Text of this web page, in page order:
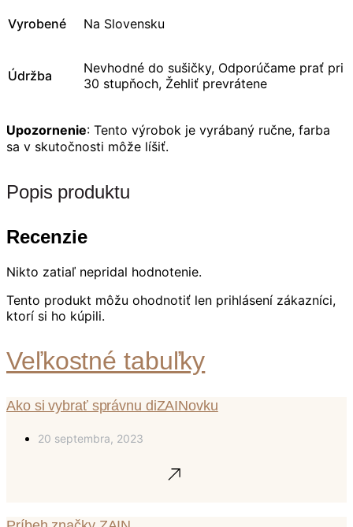
Vyrobené Na Slovensku
Údržba
Nevhodné do sušičky, Odporúčame prať pri
30 stupňoch, Žehliť prevrátene
Upozornenie: Tento výrobok je vyrábaný ručne, farba
sa v skutočnosti môže líšiť.
Popis produktu
Recenzie
Nikto zatiaľ nepridal hodnotenie.
Tento produkt môžu ohodnotiť len prihlásení zákazníci,
ktorí si ho kúpili.
Veľkostné tabuľky
Ako si vybrať správnu diZAINovku
20 septembra, 2023